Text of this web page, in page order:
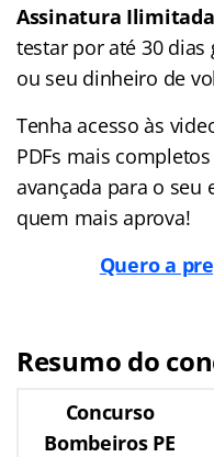
Assinatura Ilimitada
testar por até 30 dias
ou seu dinheiro de
Tenha acesso às
PDFs mais
avançada para o seu
quem mais aprova!
Quero a
Resumo do
Concurso
Bombeiros PE